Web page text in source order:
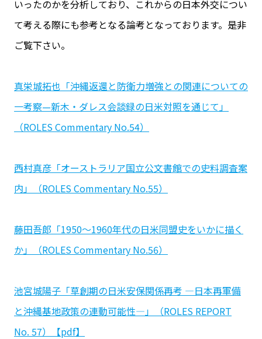
いったのかを分析しており、これからの日本外交につい
て考える際にも参考となる論考となっております。是非
ご覧下さい。
真栄城拓也「沖縄返還と防衛力増強との関連についての
一考察—新木・ダレス会談録の日米対照を通じて」
（ROLES Commentary No.54）
西村真彦「オーストラリア国立公文書館での史料調査案
内」（ROLES Commentary No.55）
藤田吾郎「1950～1960年代の日米同盟史をいかに描く
か」（ROLES Commentary No.56）
池宮城陽子「草創期の⽇⽶安保関係再考 ―⽇本再軍備
と沖縄基地政策の連動可能性―」（ROLES REPORT
No. 57）【pdf】